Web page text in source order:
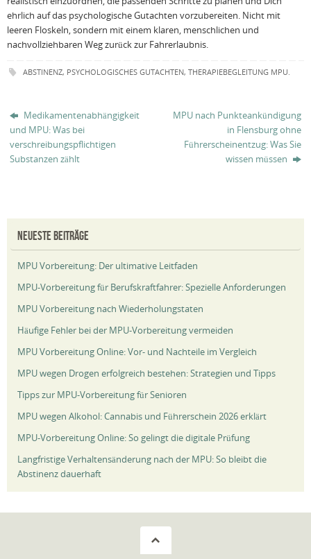
ehrlich auf das psychologische Gutachten vorzubereiten. Nicht mit
leeren Floskeln, sondern mit einem klaren, menschlichen und
nachvollziehbaren Weg zurück zur Fahrerlaubnis.
ABSTINENZ, PSYCHOLOGISCHES GUTACHTEN, THERAPIEBEGLEITUNG MPU.
Medikamentenabhängigkeit
und MPU: Was bei
verschreibungspflichtigen
Substanzen zählt
MPU nach Punkteankündigung
in Flensburg ohne
Führerscheinentzug: Was Sie
wissen müssen
NEUESTE BEITRÄGE
MPU Vorbereitung: Der ultimative Leitfaden
MPU-Vorbereitung für Berufskraftfahrer: Spezielle Anforderungen
MPU Vorbereitung nach Wiederholungstaten
Häufige Fehler bei der MPU-Vorbereitung vermeiden
MPU Vorbereitung Online: Vor- und Nachteile im Vergleich
MPU wegen Drogen erfolgreich bestehen: Strategien und Tipps
Tipps zur MPU-Vorbereitung für Senioren
MPU wegen Alkohol: Cannabis und Führerschein 2026 erklärt
MPU-Vorbereitung Online: So gelingt die digitale Prüfung
Langfristige Verhaltensänderung nach der MPU: So bleibt die
Abstinenz dauerhaft